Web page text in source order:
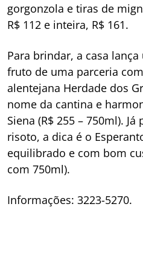
gorgonzola e tiras de
R$ 112 e inteira, R$ 161.
Para brindar, a casa
fruto de uma parceria
alentejana Herdade dos
nome da cantina e
Siena (R$ 255 – 750ml).
risoto, a dica é o
equilibrado e com bom
com 750ml).
Informações: 3223-5270.